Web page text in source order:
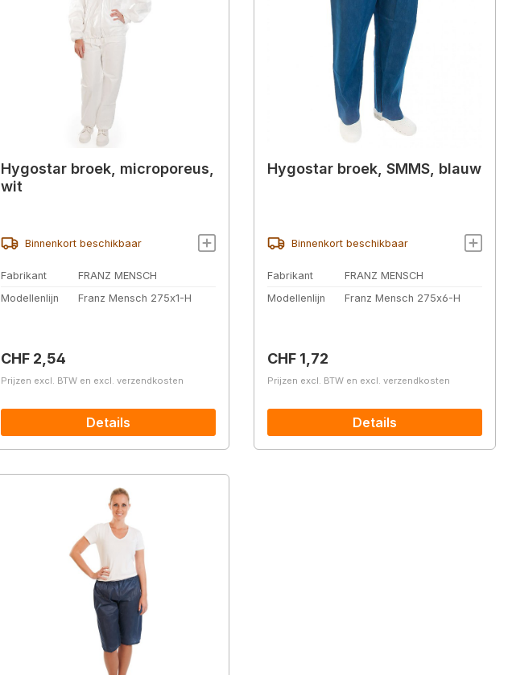
Hygostar broek, microporeus,
wit
Binnenkort beschikbaar
Fabrikant
FRANZ MENSCH
Modellenlijn
Franz Mensch 275x1-H
Normale prijs:
CHF 2,54
Prijzen excl. BTW en excl. verzendkosten
Details
Hygostar broek, SMMS, blauw
Binnenkort beschikbaar
Fabrikant
FRANZ MENSCH
Modellenlijn
Franz Mensch 275x6-H
Normale prijs:
CHF 1,72
Prijzen excl. BTW en excl. verzendkosten
Details